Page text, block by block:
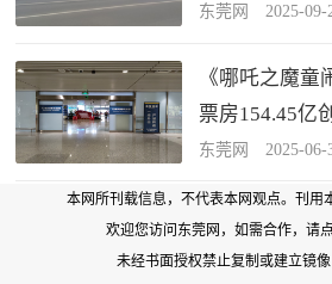
东莞网 2025-09-
《哪吒之魔
票房154.45亿
东莞网 2025-06-
本网所刊载信息，不代表本网观点。刊用
欢迎您访问东莞网，如需合作， 请
未经书面授权禁止复制或建立镜像